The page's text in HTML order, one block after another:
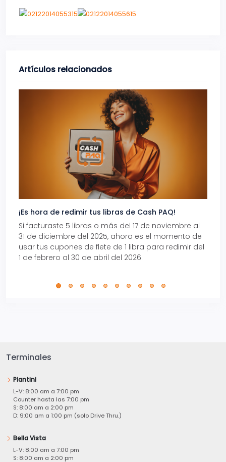
Artículos relacionados
¡Es hora de redimir tus libras de Cash PAQ!
Si facturaste 5 libras o más del 17 de noviembre al
31 de diciembre del 2025, ahora es el momento de
usar tus cupones de flete de 1 libra para redimir del
1 de febrero al 30 de abril del 2026.
Terminales
Piantini
L-V: 8:00 am a 7:00 pm
Counter hasta las 7:00 pm
S: 8:00 am a 2:00 pm
D: 9:00 am a 1:00 pm (solo Drive Thru.)
Bella Vista
L-V: 8:00 am a 7:00 pm
S: 8:00 am a 2:00 pm